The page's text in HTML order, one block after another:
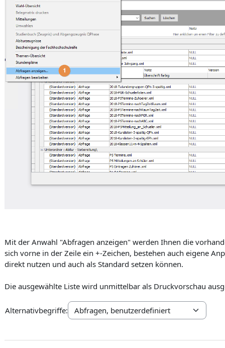
Mit der Anwahl "Abfragen anzeigen" werden Ihnen die
sich vorne in der Zeile ein +-Zeichen, bestehen auch eigene
direkt nutzen und auch als Standard setzen können.
Die ausgewählte Liste wird unmittelbar als Druckvorschau
Alternativbegriffe: